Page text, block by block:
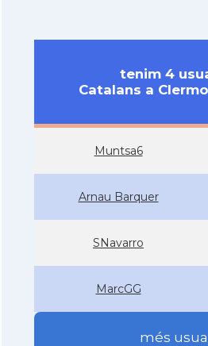
tenim 4
Catalans a
Muntsa6
Arnau Barquer
SNavarro
MarcGG
més